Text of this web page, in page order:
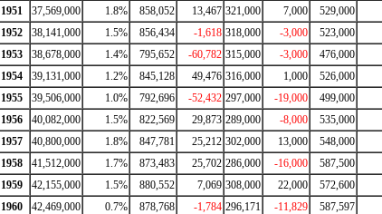
1951
37,569,000 1.8% 858,052 13,467 321,000 7,000 529,000
1952
38,141,000 1.5% 856,434 -1,618 318,000 -3,000 523,000
1953
38,678,000 1.4% 795,652 -60,782 315,000 -3,000 476,000
1954
39,131,000 1.2% 845,128 49,476 316,000 1,000 526,000
1955
39,506,000 1.0% 792,696 -52,432 297,000 -19,000 499,000
1956
40,082,000 1.5% 822,569 29,873 289,000 -8,000 535,000
1957
40,800,000 1.8% 847,781 25,212 302,000 13,000 548,000
1958
41,512,000 1.7% 873,483 25,702 286,000 -16,000 587,500
1959
42,155,000 1.5% 880,552 7,069 308,000 22,000 572,600
1960
42,469,000 0.7% 878,768 -1,784 296,171 -11,829 587,597